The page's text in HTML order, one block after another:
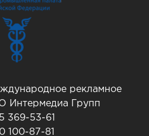
рекламное
Интермедиа Групп
369-53-61
100-87-81